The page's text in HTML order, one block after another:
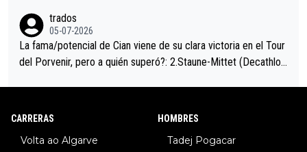
trados
05-07-2026
La fama/potencial de Cian viene de su clara victoria en el Tour
del Porvenir, pero a quién superó?: 2.Staune-Mittet (Decathlon,
CARRERAS
Volta ao Algarve
HOMBRES
Tadej Pogacar